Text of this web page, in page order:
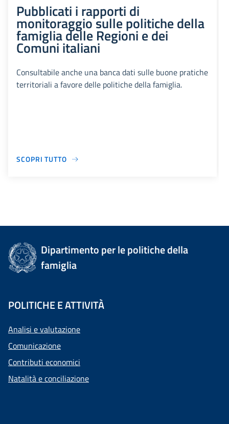
Pubblicati i rapporti di
monitoraggio sulle politiche della
famiglia delle Regioni e dei
Comuni italiani
Consultabile anche una banca dati sulle buone pratiche
territoriali a favore delle politiche della famiglia.
SCOPRI TUTTO
Dipartimento per le politiche della
famiglia
POLITICHE E ATTIVITÀ
Analisi e valutazione
Comunicazione
Contributi economici
Natalità e conciliazione